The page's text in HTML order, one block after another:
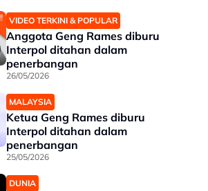
VIDEO TERKINI & POPULAR
Anggota Geng Rames diburu
Interpol ditahan dalam
penerbangan
26/05/2026
MALAYSIA
Ketua Geng Rames diburu
Interpol ditahan dalam
penerbangan
25/05/2026
DUNIA